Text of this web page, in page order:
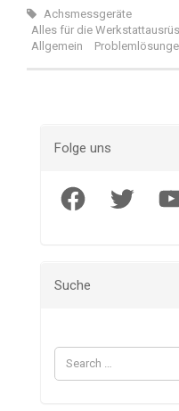
Achsmessgeräte
Alles für die
Allgemein
Folge uns
Facebook Twitter
Suche
Suchen
nach: